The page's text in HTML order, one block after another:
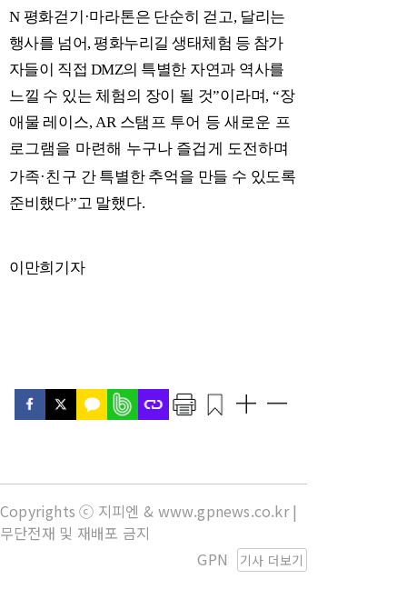
N 평화걷기 ·마라톤은 단순히 걷고, 달리는
행사를 넘어, 평화누리길 생태체험 등 참가
자들이 직접 DMZ의 특별한 자연과 역사를
느낄 수 있는 체험의 장이 될 것”이라며, “장
애물 레이스, AR 스탬프 투어 등 새로운 프
로그램을 마련해 누구나 즐겁게 도전하며
가족·친구 간 특별한 추억을 만들 수 있도록
준비했다”고 말했다.
이만희기자
Copyrights ⓒ 지피엔 & www.gpnews.co.kr |
무단전재 및 재배포 금지
기사 더보기
GPN